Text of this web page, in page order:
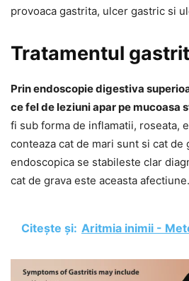
provoaca gastrita, ulcer gastric si
Tratamentul
Prin endoscopie digestiva
ce fel de leziuni apar pe mucoasa
fi sub forma de inflamatii, roseata,
conteaza cat de mari sunt si cat de
endoscopica se stabileste clar
cat de grava este aceasta afectiune.
Citește și: Aritmia inimii -